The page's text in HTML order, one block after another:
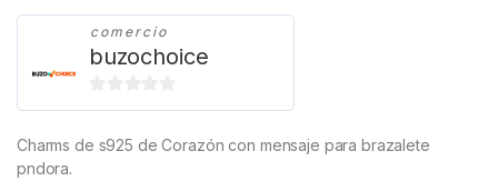
comercio
buzochoice
0
e
Charms de s925 de Corazón con mensaje para brazalete
pndora.